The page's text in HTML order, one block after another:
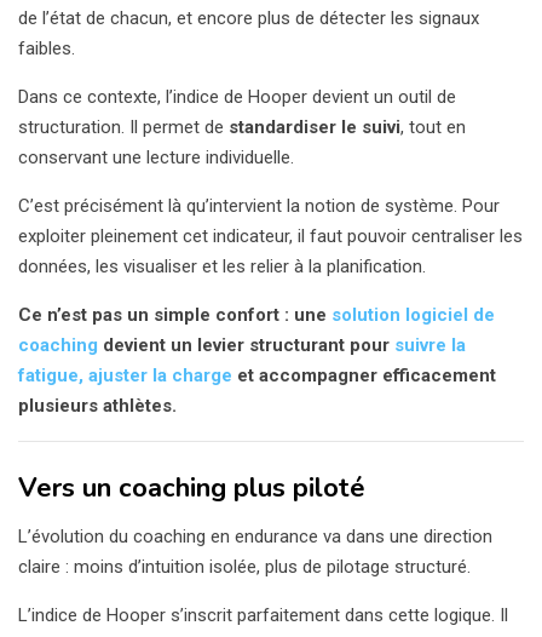
de l’état de chacun, et encore plus de détecter les signaux
faibles.
Dans ce contexte, l’indice de Hooper devient un outil de
structuration. Il permet de standardiser le suivi, tout en
conservant une lecture individuelle.
C’est précisément là qu’intervient la notion de système. Pour
exploiter pleinement cet indicateur, il faut pouvoir centraliser les
données, les visualiser et les relier à la planification.
Ce n’est pas un simple confort : une solution logiciel de
coaching devient un levier structurant pour suivre la
fatigue, ajuster la charge et accompagner efficacement
plusieurs athlètes.
Vers un coaching plus piloté
L’évolution du coaching en endurance va dans une direction
claire : moins d’intuition isolée, plus de pilotage structuré.
L’indice de Hooper s’inscrit parfaitement dans cette logique. Il